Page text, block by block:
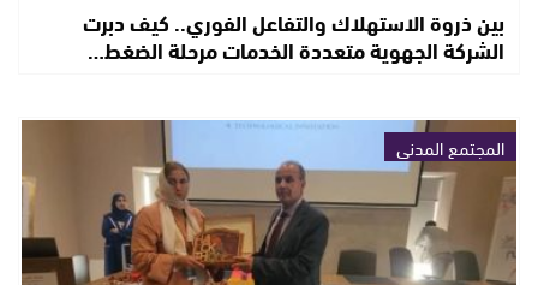
بين ذروة الاستهلاك والتفاعل الفوري.. كيف دبرت
الشركة الجهوية متعددة الخدمات مرحلة الضغط…
المجتمع المدني